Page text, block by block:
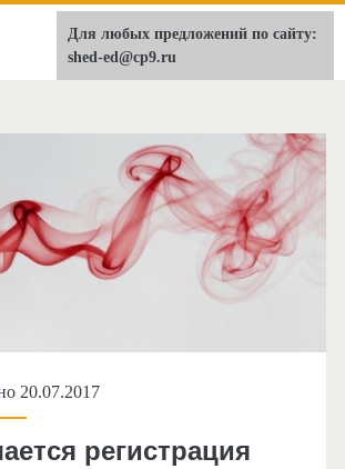
shed-ed.ru
20.07.2017
регистрация
Для любых предложений по сайту:
shed-ed@cp9.ru